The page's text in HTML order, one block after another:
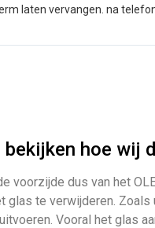
laten vervangen. na
bekijken hoe wij
voorzijde dus van het
glas te verwijderen.
Vooral het glas